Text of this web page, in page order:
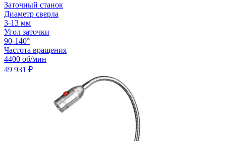
Заточный станок
Диаметр сверла
3-13 мм
Угол заточки
90-140°
Частота вращения
4400 об/мин
49 931 ₽